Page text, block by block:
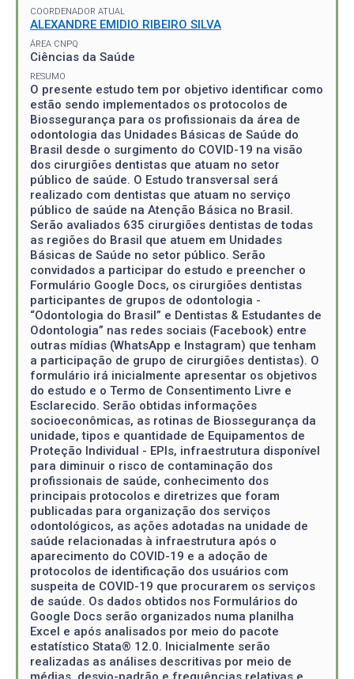
COORDENADOR ATUAL
ALEXANDRE EMIDIO RIBEIRO SILVA
ÁREA CNPQ
Ciências da Saúde
RESUMO
O presente estudo tem por objetivo identificar como
estão sendo implementados os protocolos de
Biossegurança para os profissionais da área de
odontologia das Unidades Básicas de Saúde do
Brasil desde o surgimento do COVID-19 na visão
dos cirurgiões dentistas que atuam no setor
público de saúde. O Estudo transversal será
realizado com dentistas que atuam no serviço
público de saúde na Atenção Básica no Brasil.
Serão avaliados 635 cirurgiões dentistas de todas
as regiões do Brasil que atuem em Unidades
Básicas de Saúde no setor público. Serão
convidados a participar do estudo e preencher o
Formulário Google Docs, os cirurgiões dentistas
participantes de grupos de odontologia -
“Odontologia do Brasil” e Dentistas & Estudantes de
Odontologia” nas redes sociais (Facebook) entre
outras mídias (WhatsApp e Instagram) que tenham
a participação de grupo de cirurgiões dentistas). O
formulário irá inicialmente apresentar os objetivos
do estudo e o Termo de Consentimento Livre e
Esclarecido. Serão obtidas informações
socioeconômicas, as rotinas de Biossegurança da
unidade, tipos e quantidade de Equipamentos de
Proteção Individual - EPIs, infraestrutura disponível
para diminuir o risco de contaminação dos
profissionais de saúde, conhecimento dos
principais protocolos e diretrizes que foram
publicadas para organização dos serviços
odontológicos, as ações adotadas na unidade de
saúde relacionadas à infraestrutura após o
aparecimento do COVID-19 e a adoção de
protocolos de identificação dos usuários com
suspeita de COVID-19 que procurarem os serviços
de saúde. Os dados obtidos nos Formulários do
Google Docs serão organizados numa planilha
Excel e após analisados por meio do pacote
estatístico Stata® 12.0. Inicialmente serão
realizadas as análises descritivas por meio de